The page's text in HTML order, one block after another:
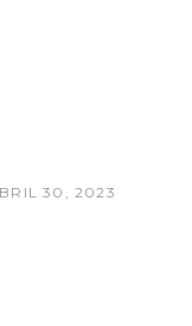
30, 2023